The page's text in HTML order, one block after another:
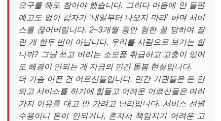
요구를 해도 참아야 했습니다. 그러다 마음에 안 들면
예고도 없이 갑자기 ‘내일부터 나오지 마라’ 하며 서비
스를 끊어버립니다. 2~3개월 동안 험한 꼴 당하며 잘
린 게 한두 번이 아닙니다. 우리를 사람으로 보기는 합
니까? 그냥 쓰고 버리는 소모품 취급하고 고충이 있어
도 해결이 안되는 게 지금의 민간 돌봄 현실입니다.
더 가슴 아픈 건 어르신들입니다. 민간 기관들은 돈 안
되고 서비스를 하기에 힘들고 어려운 어르신들은 여러
가지 이유를 대고 안 가려고 난리입니다. 서비스 선별
수용이니 돈이 안되거나, 혼자서 책임지기 어려운 고